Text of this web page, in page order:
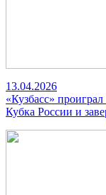
13.04.2026
«Кузбасс»
Кубка России и